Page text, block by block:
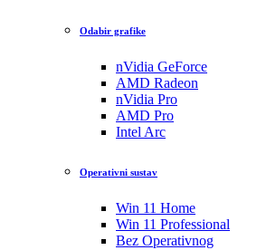
Odabir grafike
nVidia GeForce
AMD Radeon
nVidia Pro
AMD Pro
Intel Arc
Operativni sustav
Win 11 Home
Win 11 Professional
Bez Operativnog